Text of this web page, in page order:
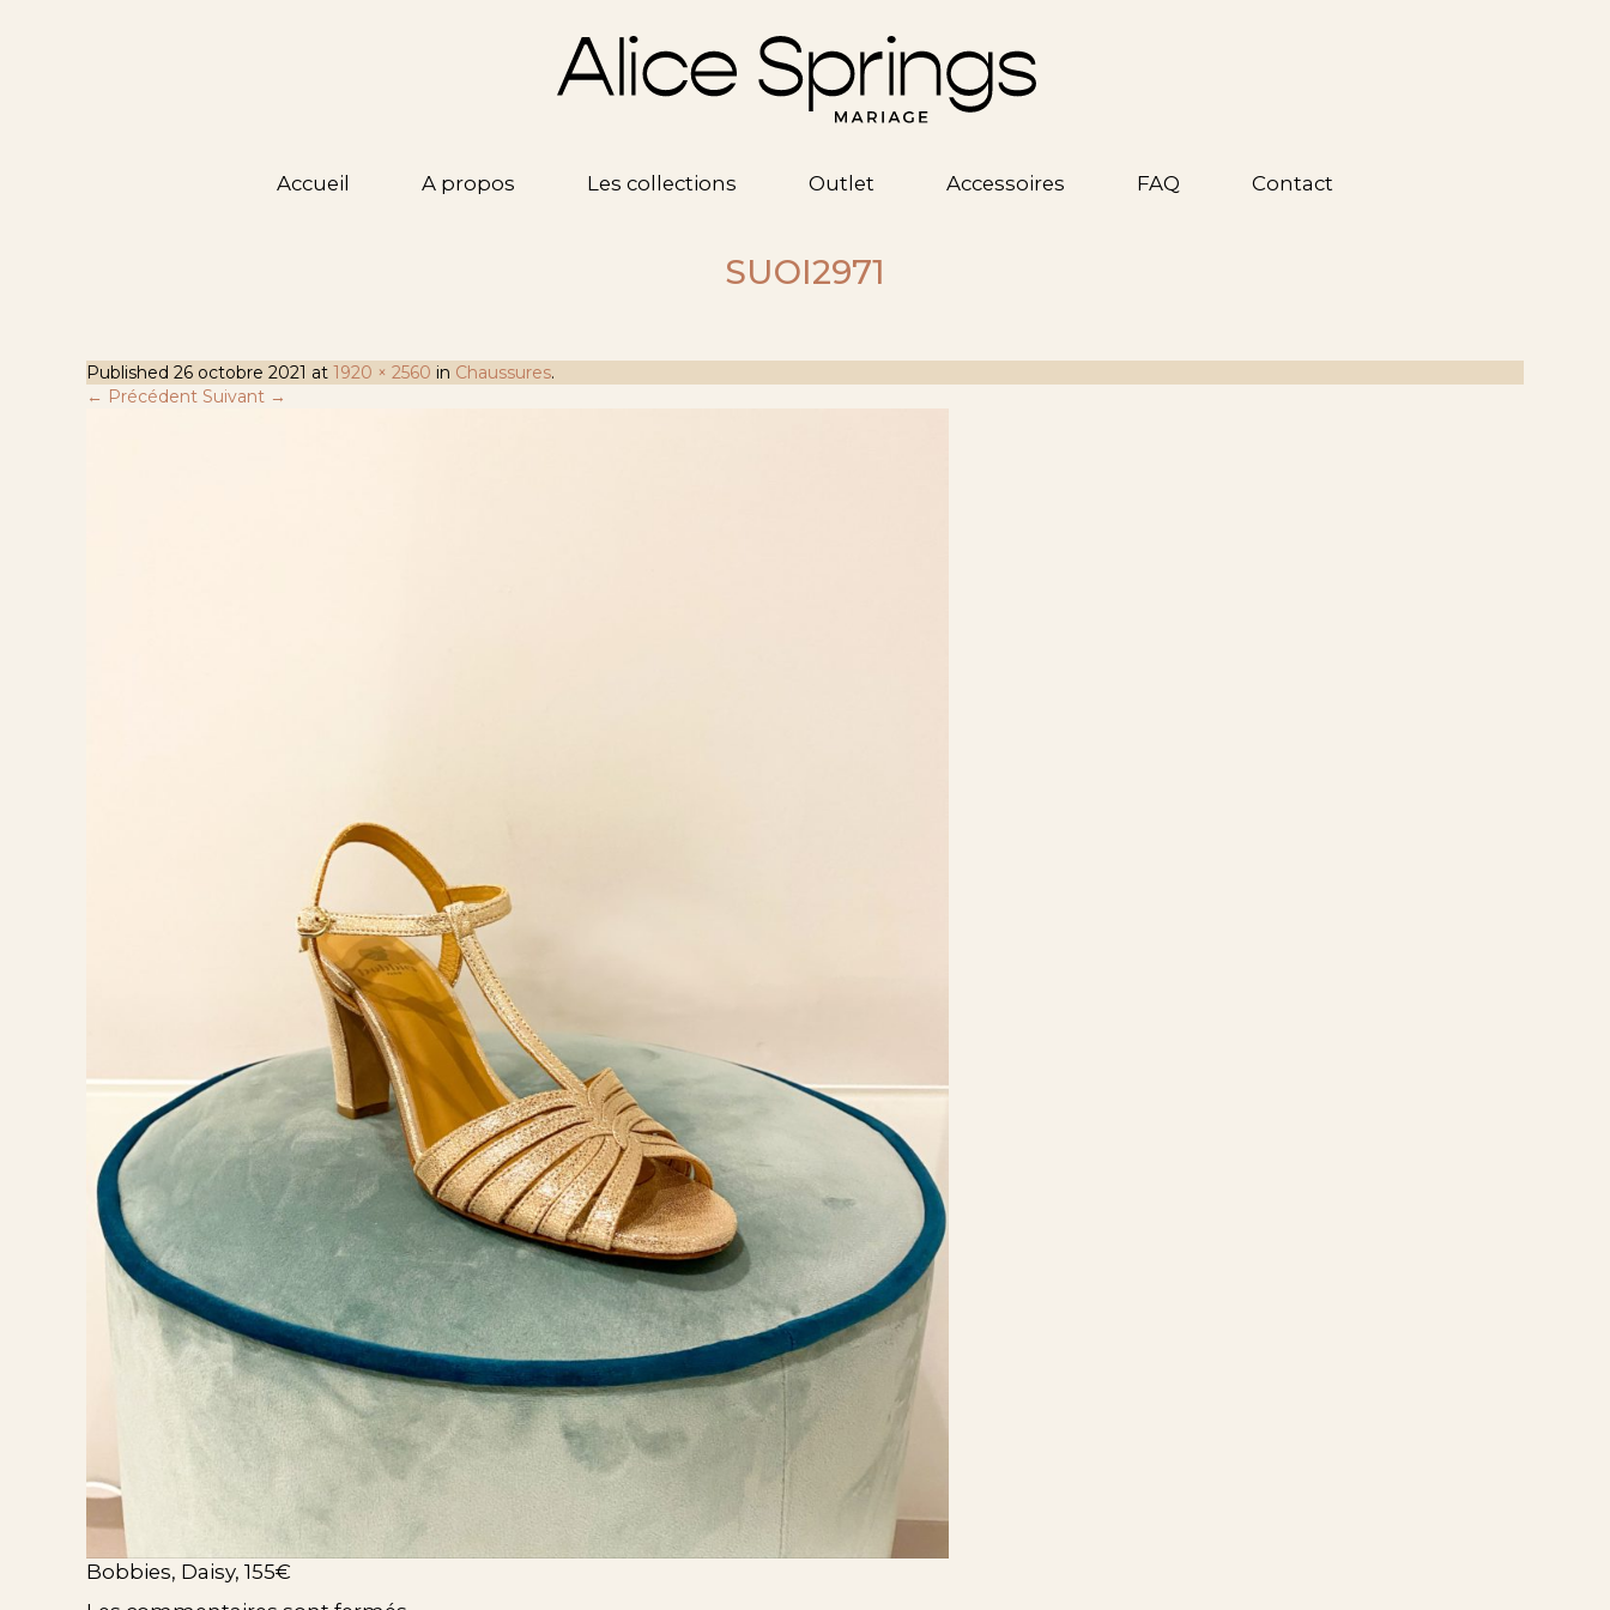
Accueil A propos Les collections Outlet Accessoires FAQ Contact
SUOI2971
Published 26 octobre 2021 at 1920 × 2560 in Chaussures.
← Précédent Suivant →
Bobbies, Daisy, 155€